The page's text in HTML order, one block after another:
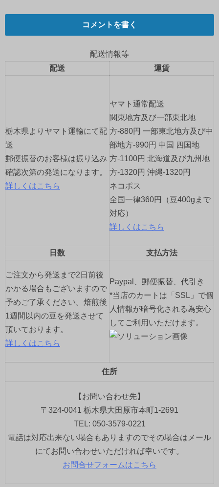
ナ
ビ
ー
ン
コメントを書く
配送情報等
配送
運賃
栃木県よりヤマト運輸にて配
送
郵便振替のお客様は振り込み
確認次第の発送になります。
詳しくはこちら
ヤマト通常配送
関東地方及び一部東北地
方-880円 一部東北地方及び中
部地方-990円 中国 四国地
方-1100円 北海道及び九州地
方-1320円 沖縄-1320円
ネコポス
全国一律360円（豆400gまで
対応）
詳しくはこちら
日数 支払方法
ご注文から発送まで2日前後
かかる場合もございますので
予めご了承ください。焙煎後
1週間以内の豆を発送させて
頂いております。
詳しくはこちら
Paypal、郵便振替、代引き
*当店のカートは「SSL」で個
人情報が暗号化される為安心
してご利用いただけます。
住所
【お問い合わせ先】
〒324-0041 栃木県大田原市本町1-2691
TEL: 050-3579-0221
電話は対応出来ない場合もありますのでその場合はメール
にてお問い合わせいただければ幸いです。
お問合せフォームはこちら